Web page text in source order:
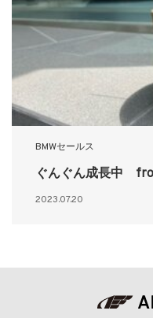
BMWセールス
ぐんぐん成長中
2023.07.20